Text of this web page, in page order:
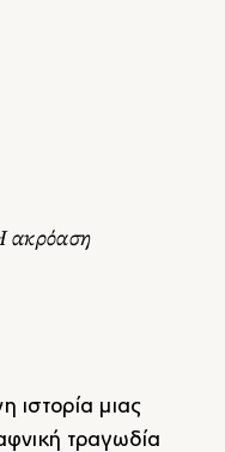
ακρόαση
ιστορία μιας
τραγωδία